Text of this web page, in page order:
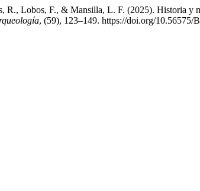
Lobos, F., & Mansilla, L. F. (2025). Historia y
, (59), 123–149. https://doi.org/10.56575/